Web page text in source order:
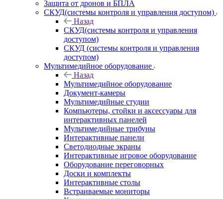
Защита от дронов и БПЛА
СКУД(системы контроля и управления доступом)
Назад
СКУД(системы контроля и управления
доступом)
СКУД (системы контроля и управления
доступом)
Мультимедийное оборудование
Назад
Мультимедийное оборудование
Документ-камеры
Мультимедийные студии
Компьютеры, стойки и аксессуары для
интерактивных панелей
Мультимедийные трибуны
Интерактивные панели
Светодиодные экраны
Интерактивные игровое оборудование
Оборудование переговорных
Доски и комплекты
Интерактивные столы
Встраиваемые мониторы